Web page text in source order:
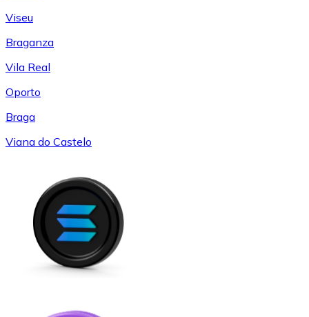
Viseu
Braganza
Vila Real
Oporto
Braga
Viana do Castelo